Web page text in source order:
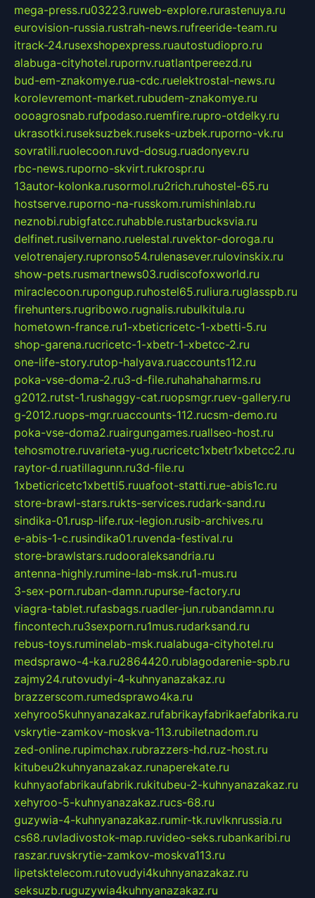
mega-press.ru03223.ruweb-explore.rurastenuya.ru
eurovision-russia.rustrah-news.rufreeride-team.ru
itrack-24.rusexshopexpress.ruautostudiopro.ru
alabuga-cityhotel.rupornv.ruatlantpereezd.ru
bud-em-znakomye.rua-cdc.ruelektrostal-news.ru
korolevremont-market.rubudem-znakomye.ru
oooagrosnab.rufpodaso.ruemfire.rupro-otdelky.ru
ukrasotki.ruseksuzbek.ruseks-uzbek.ruporno-vk.ru
sovratili.ruolecoon.ruvd-dosug.ruadonyev.ru
rbc-news.ruporno-skvirt.rukrospr.ru
13autor-kolonka.rusormol.ru2rich.ruhostel-65.ru
hostserve.ruporno-na-russkom.rumishinlab.ru
neznobi.rubigfatcc.ruhabble.rustarbucksvia.ru
delfinet.rusilvernano.ruelestal.ruvektor-doroga.ru
velotrenajery.rupronso54.rulenasever.rulovinskix.ru
show-pets.rusmartnews03.rudiscofoxworld.ru
miraclecoon.rupongup.ruhostel65.ruliura.ruglasspb.ru
firehunters.rugribowo.rugnalis.rubulkitula.ru
hometown-france.ru1-xbeticricetc-1-xbetti-5.ru
shop-garena.rucricetc-1-xbetr-1-xbetcc-2.ru
one-life-story.rutop-halyava.ruaccounts112.ru
poka-vse-doma-2.ru3-d-file.ruhahahaharms.ru
g2012.rutst-1.rushaggy-cat.ruopsmgr.ruev-gallery.ru
g-2012.ruops-mgr.ruaccounts-112.rucsm-demo.ru
poka-vse-doma2.ruairgungames.ruallseo-host.ru
tehosmotre.ruvarieta-yug.rucricetc1xbetr1xbetcc2.ru
raytor-d.ruatillagunn.ru3d-file.ru
1xbeticricetc1xbetti5.ruuafoot-statti.rue-abis1c.ru
store-brawl-stars.rukts-services.rudark-sand.ru
sindika-01.rusp-life.rux-legion.rusib-archives.ru
e-abis-1-c.rusindika01.ruvenda-festival.ru
store-brawlstars.rudooraleksandria.ru
antenna-highly.rumine-lab-msk.ru1-mus.ru
3-sex-porn.ruban-damn.rupurse-factory.ru
viagra-tablet.rufasbags.ruadler-jun.rubandamn.ru
fincontech.ru3sexporn.ru1mus.rudarksand.ru
rebus-toys.ruminelab-msk.rualabuga-cityhotel.ru
medsprawo-4-ka.ru2864420.rublagodarenie-spb.ru
zajmy24.rutovudyi-4-kuhnyanazakaz.ru
brazzerscom.rumedsprawo4ka.ru
xehyroo5kuhnyanazakaz.rufabrikayfabrikaefabrika.ru
vskrytie-zamkov-moskva-113.rubiletnadom.ru
zed-online.rupimchax.rubrazzers-hd.ruz-host.ru
kitubeu2kuhnyanazakaz.runaperekate.ru
kuhnyaofabrikaufabrik.rukitubeu-2-kuhnyanazakaz.ru
xehyroo-5-kuhnyanazakaz.rucs-68.ru
guzywia-4-kuhnyanazakaz.rumir-tk.ruvlknrussia.ru
cs68.ruvladivostok-map.ruvideo-seks.rubankaribi.ru
raszar.ruvskrytie-zamkov-moskva113.ru
lipetsktelecom.rutovudyi4kuhnyanazakaz.ru
seksuzb.ruguzywia4kuhnyanazakaz.ru